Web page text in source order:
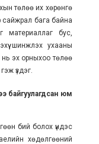
төлөө их хөрөнгө
бага байна
материаллаг бус,
шинжлэх ухааны
эх орныхоо төлөө
үздэг.
байгуулагдсан юм
бий болох үндэс
хөдөлгөөний